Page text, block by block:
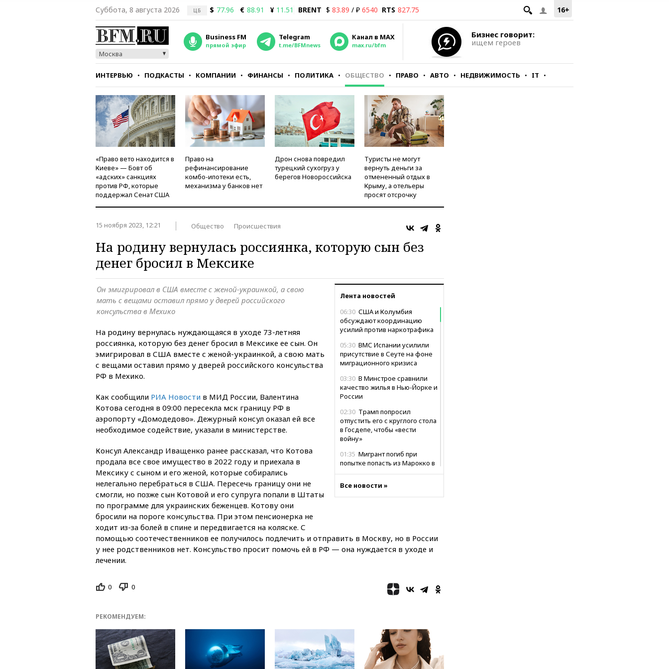
16+
Суббота, 8 августа 2026 ЦБ $ 77.96 € 88.91 ¥ 11.51 BRENT $ 83.89 / ₽ 6540 RTS 827.75
Москва
Business FM
прямой эфир
Telegram
t.me/BFMnews
Канал в MAX
max.ru/bfm
Бизнес говорит:
ищем героев
ИНТЕРВЬЮ ПОДКАСТЫ КОМПАНИИ ФИНАНСЫ ПОЛИТИКА ОБЩЕСТВО ПРАВО АВТО НЕДВИЖИМОСТЬ IT
СТИЛЬ ТЕСТЫ
«Право вето находится в
Киеве» — Бовт об
«адских» санкциях
против РФ, которые
поддержал Сенат США
Право на
рефинансирование
комбо-ипотеки есть,
механизма у банков нет
Дрон снова повредил
турецкий сухогруз у
берегов Новороссийска
Туристы не могут
вернуть деньги за
отмененный отдых в
Крыму, а отельеры
просят отсрочку
15 ноября 2023, 12:21 Общество Происшествия
На родину вернулась россиянка, которую сын без
денег бросил в Мексике
Лента новостей
06:30 США и Колумбия
обсуждают координацию
усилий против наркотрафика
05:30 ВМС Испании усилили
присутствие в Сеуте на фоне
миграционного кризиса
03:30 В Минстрое сравнили
качество жилья в Нью-Йорке и
России
02:30 Трамп попросил
отпустить его с круглого стола
в Госдепе, чтобы «вести
войну»
01:35 Мигрант погиб при
попытке попасть из Марокко в
00:30 FT: ЕС не готов принять в
блок Украину из-за уровня
выгоду безвизового режима с
ЕС
скульптуру балерины
Бессент
анонсировал скорое
соглашение о прекращении
огня США и Ирана
Все новости »
Он эмигрировал в США вместе с женой-украинкой, а свою
мать с вещами оставил прямо у дверей российского
консульства в Мехико
На родину вернулась нуждающаяся в уходе 73-летняя
россиянка, которую без денег бросил в Мексике ее сын. Он
эмигрировал в США вместе с женой-украинкой, а свою мать
с вещами оставил прямо у дверей российского консульства
РФ в Мехико.
Как сообщили РИА Новости в МИД России, Валентина
Котова сегодня в 09:00 пересекла мск границу РФ в
аэропорту «Домодедово». Дежурный консул оказал ей все
необходимое содействие, указали в министерстве.
Консул Александр Иващенко ранее рассказал, что Котова
продала все свое имущество в 2022 году и приехала в
Мексику с сыном и его женой, которые собирались
нелегально перебраться в США. Пересечь границу они не
смогли, но позже сын Котовой и его супруга попали в Штаты
по программе для украинских беженцев. Котову они
бросили на пороге консульства. При этом пенсионерка не
ходит из-за болей в спине и передвигается на коляске. С
помощью соотечественников ее получилось подлечить и отправить в Москву, но в России
у нее родственников нет. Консульство просит помочь ей в РФ — она нуждается в уходе и
лечении.
0 0
РЕКОМЕНДУЕМ: